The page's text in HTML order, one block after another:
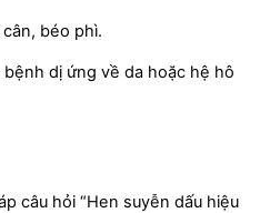
béo phì.
dị ứng về da hoặc hệ hô
câu hỏi “Hen suyễn dấu hiệu